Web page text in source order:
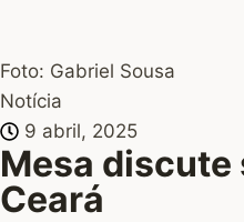
Foto: Gabriel Sousa
Notícia
9 abril, 2025
Mesa discute
Ceará